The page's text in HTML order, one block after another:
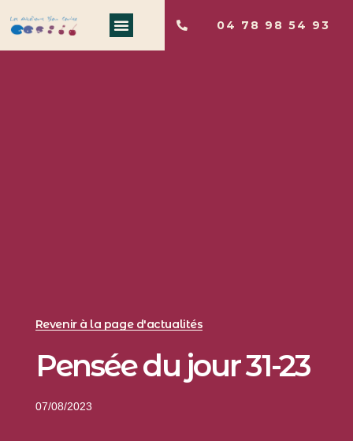
04 78 98 54 93
Revenir à la page d'actualités
Pensée du jour 31-23
07/08/2023